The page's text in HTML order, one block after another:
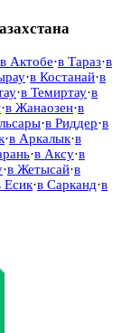
в Актобе·в Тараз·в
·в Костанай·в
·в Темиртау·в
·в Жанаозен·в
·в Риддер·в
·в Аркалык·в
·в Аксу·в
·в Жетысай·в
Есик·в Сарканд·в